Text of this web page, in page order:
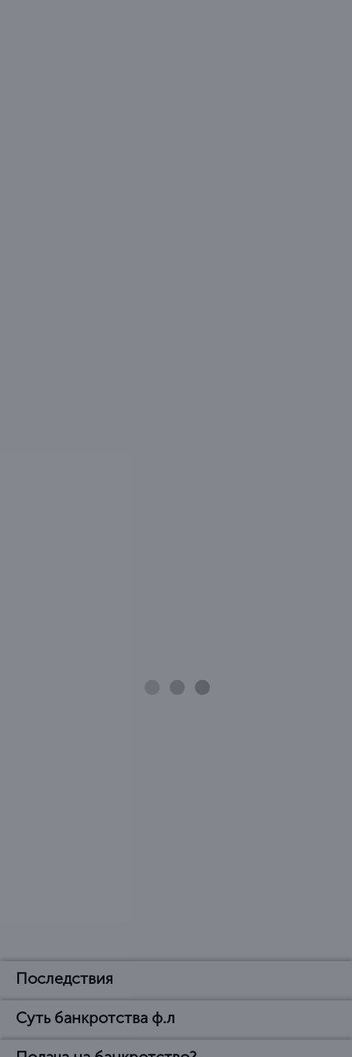
Последствия
Последствия
объявления банкротом
Суть банкротства ф.л